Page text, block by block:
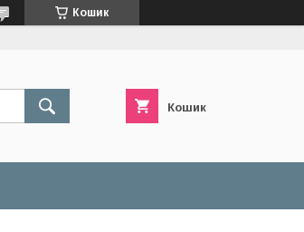
Кошик
Кошик